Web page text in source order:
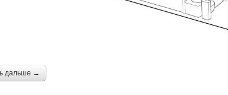
дальше →